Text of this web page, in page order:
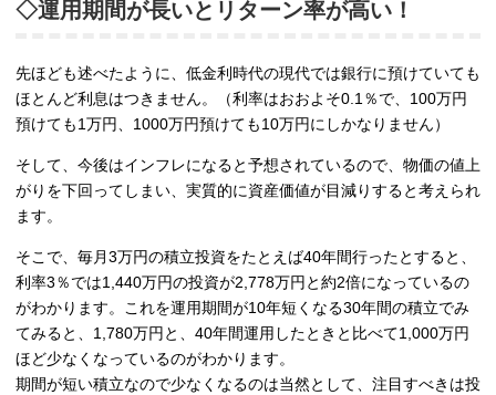
◇運用期間が長いとリターン率が高い！
先ほども述べたように、低金利時代の現代では銀行に預けていても
ほとんど利息はつきません。（利率はおおよそ0.1％で、100万円
預けても1万円、1000万円預けても10万円にしかなりません）
そして、今後はインフレになると予想されているので、物価の値上
がりを下回ってしまい、実質的に資産価値が目減りすると考えられ
ます。
そこで、毎月3万円の積立投資をたとえば40年間行ったとすると、
利率3％では1,440万円の投資が2,778万円と約2倍になっているの
がわかります。これを運用期間が10年短くなる30年間の積立でみ
てみると、1,780万円と、40年間運用したときと比べて1,000万円
ほど少なくなっているのがわかります。
期間が短い積立なので少なくなるのは当然として、注目すべきは投